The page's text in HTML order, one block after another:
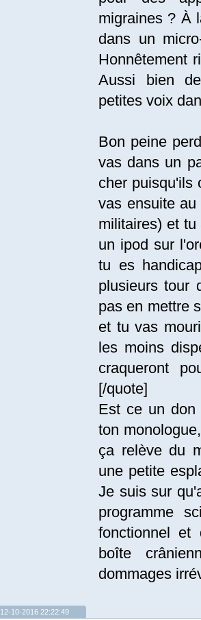
migraines ? À
dans un
Honnêtement
Aussi bien
petites voix
Bon peine
vas dans un
cher puisqu'ils
vas ensuite
militaires) et
un ipod sur
tu es
plusieurs tour
pas en mettre
et tu vas
les moins
craqueront
[/quote]
Est ce un don
ton
ça relève du
une petite
Je suis sur
programme
fonctionnel et
boîte
dommages
12-10-2016 22:22:49